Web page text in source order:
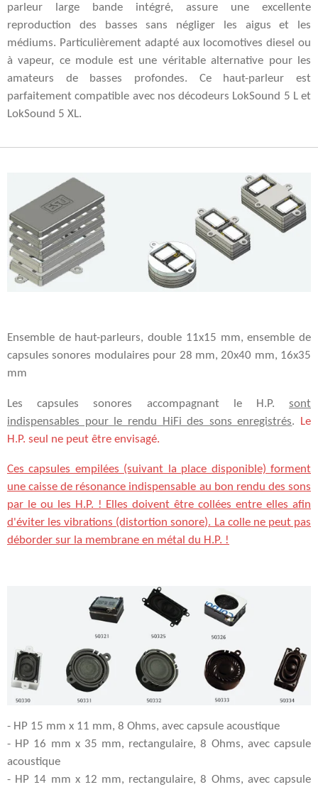
parleur large bande intégré, assure une excellente
reproduction des basses sans négliger les aigus et les
médiums. Particulièrement adapté aux locomotives diesel ou
à vapeur, ce module est une véritable alternative pour les
amateurs de basses profondes. Ce haut-parleur est
parfaitement compatible avec nos décodeurs LokSound 5 L et
LokSound 5 XL.
Ensemble de haut-parleurs, double 11x15 mm, ensemble de
capsules sonores modulaires pour 28 mm, 20x40 mm, 16x35
mm
Les capsules sonores accompagnant le H.P. sont
indispensables pour le rendu HiFi des sons enregistrés.
Le
H.P. seul ne peut être envisagé.
Ces capsules empilées (suivant la place disponible) forment
une caisse de résonance indispensable au bon rendu des sons
par le ou les H.P. ! Elles doivent être collées entre elles afin
d'éviter les vibrations (distortion sonore). La colle ne peut pas
déborder sur la membrane en métal du H.P. !
- HP 15 mm x 11 mm, 8 Ohms, avec capsule acoustique
- HP 16 mm x 35 mm, rectangulaire, 8 Ohms, avec capsule
acoustique
- HP 14 mm x 12 mm, rectangulaire, 8 Ohms, avec capsule